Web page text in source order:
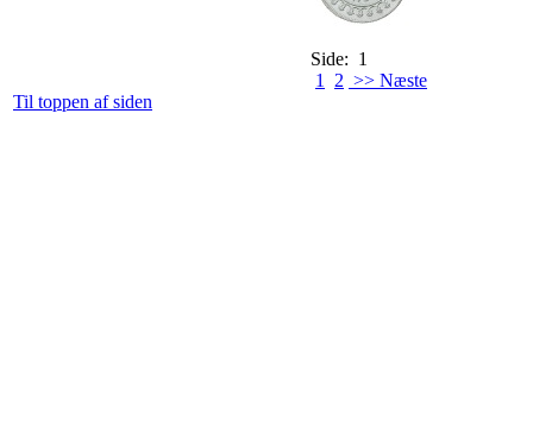
Side: 1
1
2 >> Næste
Til toppen af siden